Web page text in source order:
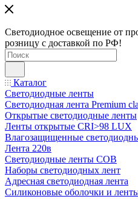
Светодиодное освещение от
розницу с доставкой по РФ!
Каталог
Светодиодные ленты
Светодиодная лента Premium
Открытые светодиодные ленты
Ленты открытые CRI>98 LUX
Влагозащищенные
Лента 220в
Светодиодные ленты COB
Наборы светодиодных лент
Адресная светодиодная лента
Силиконовые оболочки и